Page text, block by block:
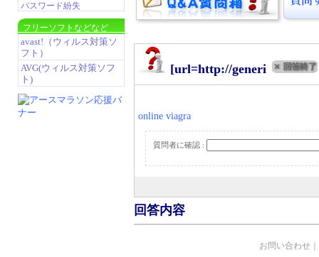
パスワード紛失
フリーソフトなどなど
avast!（ウィルス対策ソ
フト）
AVG(ウィルス対策ソフ
ト)
[url=http://generi
online viagra
質問者に確認 :
回答内容
お問い合わせ